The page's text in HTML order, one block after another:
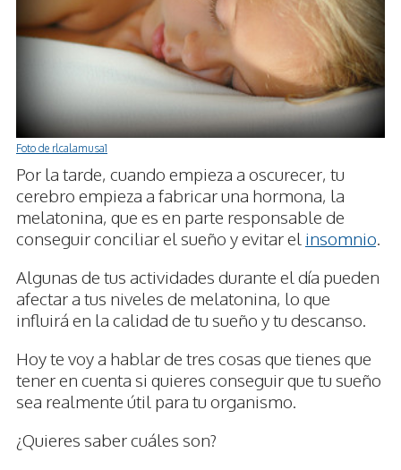
Foto de rlcalamusa1
Por la tarde, cuando empieza a oscurecer, tu
cerebro empieza a fabricar una hormona, la
melatonina, que es en parte responsable de
conseguir conciliar el sueño y evitar el insomnio.
Algunas de tus actividades durante el día pueden
afectar a tus niveles de melatonina, lo que
influirá en la calidad de tu sueño y tu descanso.
Hoy te voy a hablar de tres cosas que tienes que
tener en cuenta si quieres conseguir que tu sueño
sea realmente útil para tu organismo.
¿Quieres saber cuáles son?